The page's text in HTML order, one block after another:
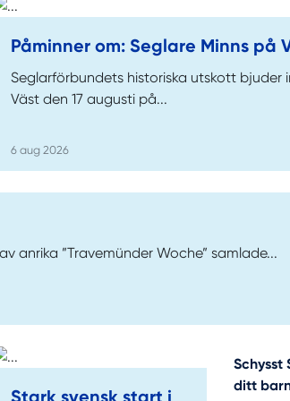
Påminner om: Seglare Minns på
Seglarförbundets historiska utskott bjuder
Väst den 17 augusti på...
6 aug 2026
anrika ”Travemünder Woche” samlade...
Stark svensk start i
Schysst
ditt